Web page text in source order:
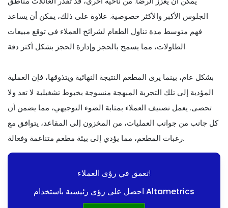
الجلوس الأكبر والأكثر خصوصية. علاوة على ذلك، يمكن أن يساعد
فهم متوسط مدة تناول الطعام لشرائح العملاء في توقع مبيعات
الطاولات، مما يسمح بالحجز وإدارة الحجز بشكل أكثر دقة.
بشكل عام، بينما يرى المطعم النتيجة النهائية ويتذوقها، فإن العملية
المؤدية إلى تلك التجربة المبهجة منسوجة بخيوط تشغيلية لا تعد ولا
تحصى. يعمل تصنيف العملاء بمثابة الضوء التوجيهي، مما يضمن أن
كل جانب من جوانب العمليات، من المخزون إلى المقاعد، يتوافق مع
رغبات المطعم، مما يؤدي إلى بيئة مطعم متناغمة وفعالة.
تعمق في رؤى العملاء!
احصل على رؤى رئيسية باستخدام Altametrics